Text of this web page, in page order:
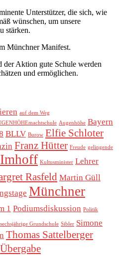
Unterstützer, die sich, wie
wünschen, um unsere
stärken.
Münchner Manifest.
der Aktion gute Schule werden
und ermöglichen.
auf dem Weg
Augenhöhe Bayern
BLLV Burow Elfie Schloter
Franz Hütter Freude gelingende
Kultusminister Lehrer
Rasfeld Martin Güll
Münchner
1 Podiumsdiskussion Politik
sechsjährige Grundschule Sibler Simone
Thomas Sattelberger
Übergabe